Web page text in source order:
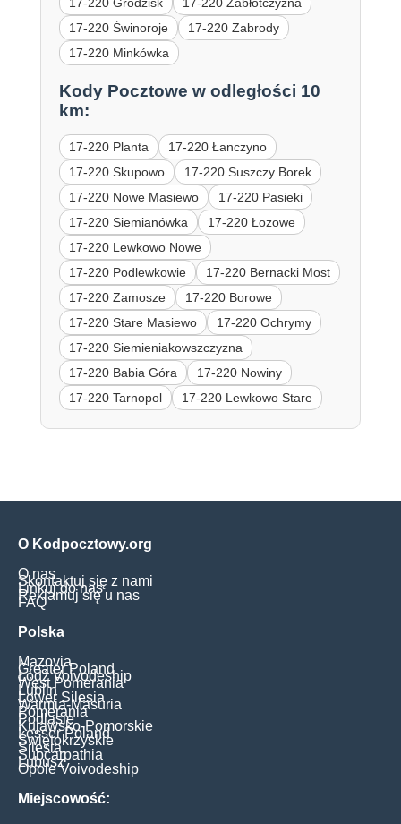
17-220 Świnoroje
17-220 Zabrody
17-220 Minkówka
Kody Pocztowe w odległości 10
km:
17-220 Planta
17-220 Łanczyno
17-220 Skupowo
17-220 Suszczy Borek
17-220 Nowe Masiewo
17-220 Pasieki
17-220 Siemianówka
17-220 Łozowe
17-220 Lewkowo Nowe
17-220 Podlewkowie
17-220 Bernacki Most
17-220 Zamosze
17-220 Borowe
17-220 Stare Masiewo
17-220 Ochrymy
17-220 Siemieniakowszczyzna
17-220 Babia Góra
17-220 Nowiny
17-220 Tarnopol
17-220 Lewkowo Stare
O Kodpocztowy.org
O nas
Skontaktuj się z nami
Linkuj do nas
Reklamuj się u nas
FAQ
Polska
Mazovia
Greater Poland
Łódź Voivodeship
West Pomerania
Lublin
Lower Silesia
Warmia-Masuria
Pomerania
Podlasie
Kujawsko-Pomorskie
Lesser Poland
Świętokrzyskie
Silesia
Subcarpathia
Lubusz
Opole Voivodeship
Miejscowość: